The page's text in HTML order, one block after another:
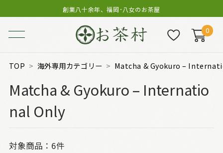
創業八十余年、福岡･八女のお茶屋
0
TOP 海外専用カテゴリー Matcha & Gyokuro –
Matcha & Gyokuro – Internatio
nal Only
対象商品： 6件